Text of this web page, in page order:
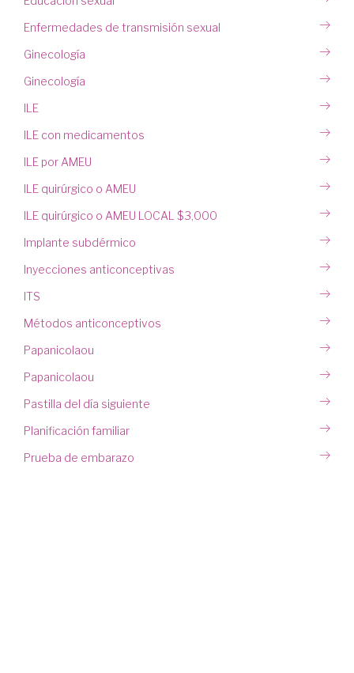
Enfermedades de transmisión sexual
Ginecología
Ginecología
ILE
ILE con medicamentos
ILE por AMEU
ILE quirúrgico o AMEU
ILE quirúrgico o AMEU LOCAL $3,000
Implante subdérmico
Inyecciones anticonceptivas
ITS
Métodos anticonceptivos
Papanicolaou
Papanicolaou
Pastilla del día siguiente
Planificación familiar
Prueba de embarazo